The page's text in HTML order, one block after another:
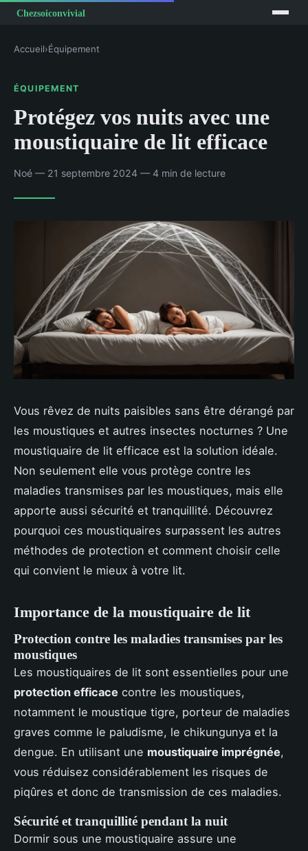
Accueil›Équipement
ÉQUIPEMENT
Protégez vos nuits avec une
moustiquaire de lit efficace
Noé — 21 septembre 2024 — 4 min de lecture
Vous rêvez de nuits paisibles sans être dérangé par
les moustiques et autres insectes nocturnes ? Une
moustiquaire de lit efficace est la solution idéale.
Non seulement elle vous protège contre les
maladies transmises par les moustiques, mais elle
apporte aussi sécurité et tranquillité. Découvrez
pourquoi ces moustiquaires surpassent les autres
méthodes de protection et comment choisir celle
qui convient le mieux à votre lit.
Importance de la moustiquaire de lit
Protection contre les maladies transmises par les
moustiques
Les moustiquaires de lit sont essentielles pour une
protection efficace contre les moustiques,
notamment le moustique tigre, porteur de maladies
graves comme le paludisme, le chikungunya et la
dengue. En utilisant une moustiquaire imprégnée,
vous réduisez considérablement les risques de
piqûres et donc de transmission de ces maladies.
Sécurité et tranquillité pendant la nuit
Dormir sous une moustiquaire assure une